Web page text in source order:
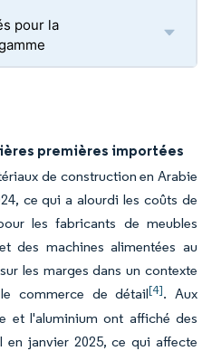
pour la
premières importées
de construction en Arabie
ce qui a alourdi les coûts de
les fabricants de meubles
des machines alimentées au
les marges dans un contexte
commerce de détail[4]. Aux
et l'aluminium ont affiché des
en janvier 2025, ce qui affecte